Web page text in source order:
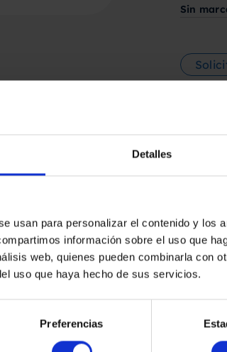
Detalles
usan para personalizar el contenido y los
información sobre el uso que
web, quienes pueden combinarla con
uso que haya hecho de sus servicios.
Preferencias
Sin